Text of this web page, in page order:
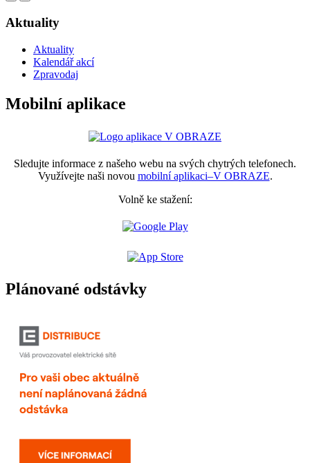
Aktuality
Aktuality
Kalendář akcí
Zpravodaj
Mobilní aplikace
Sledujte informace z našeho webu na svých chytrých telefonech.
Využívejte naši novou mobilní aplikaci–V OBRAZE.
Volně ke stažení:
Plánované odstávky